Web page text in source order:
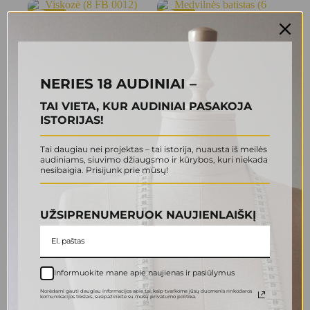
Viskozė (8 FB 0012)
8.00€
Original
price
was:
3.00€Current
price
is:
Medvilnės batistas (6 FB
0006)
price
6.00 €.
price
3.00 €.
-50%
NERIES 18 AUDINIAI –
TAI VIETA, KUR AUDINIAI PASAKOJA
ISTORIJAS!
Tai daugiau nei projektas – tai istorija, nuausta iš meilės
audiniams, siuvimo džiaugsmo ir kūrybos, kuri niekada
nesibaigia. Prisijunk prie mūsų!
UŽSIPRENUMERUOK NAUJIENLAIŠKĮ
Informuokite mane apie naujienas ir pasiūlymus
Norėdami gauti daugiau informacijos apie tai, kaip tvarkome jūsų duomenis rinkodaros
komunikacijos tikslais., susipažinkite su mūsų privatumo politika.